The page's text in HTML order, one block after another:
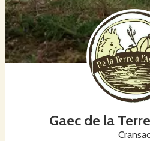
Gaec de la
Cransac